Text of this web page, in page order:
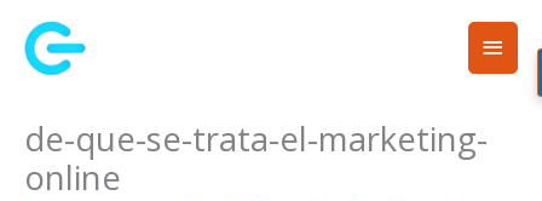
contenido
de-que-se-trata-el-marketing-
online